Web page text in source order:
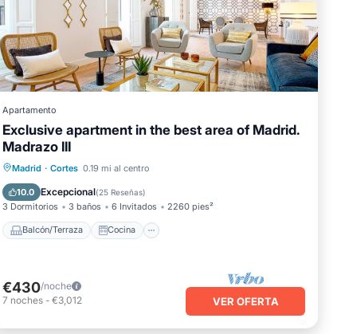
Apartamento
Exclusive apartment in the best area of Madrid.
Madrazo III
Madrid · Cortes 0.19 mi al centro
10.0 Excepcional(25 Reseñas)
3 Dormitorios 3 baños 6 Invitados 2260 pies²
Balcón/Terraza Cocina
Balcón/Terraza
Aire acondicionado
€430/noche
7 noches - €3,012 VER OFERTA